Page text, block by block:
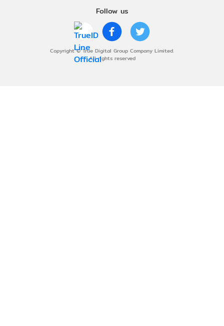
Follow us
Copyright © True Digital Group Company Limited.
All rights reserved